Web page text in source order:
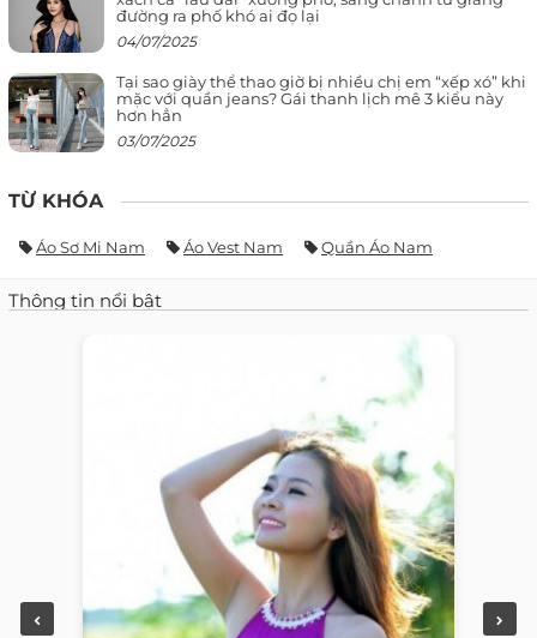
đường ra phố khó ai đọ lại
04/07/2025
Tại sao giày thể thao giờ bị nhiều chị em “xếp xó” khi
mặc với quần jeans? Gái thanh lịch mê 3 kiểu này
hơn hẳn
03/07/2025
TỪ KHÓA
Áo Sơ Mi Nam Áo Vest Nam Quần Áo Nam
Thông tin nổi bật